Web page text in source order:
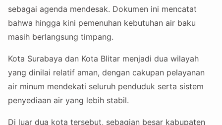
sebagai agenda mendesak. Dokumen ini mencatat
bahwa hingga kini pemenuhan kebutuhan air baku
masih berlangsung timpang.
Kota Surabaya dan Kota Blitar menjadi dua wilayah
yang dinilai relatif aman, dengan cakupan pelayanan
air minum mendekati seluruh penduduk serta sistem
penyediaan air yang lebih stabil.
Di luar dua kota tersebut, sebagian besar kabupaten